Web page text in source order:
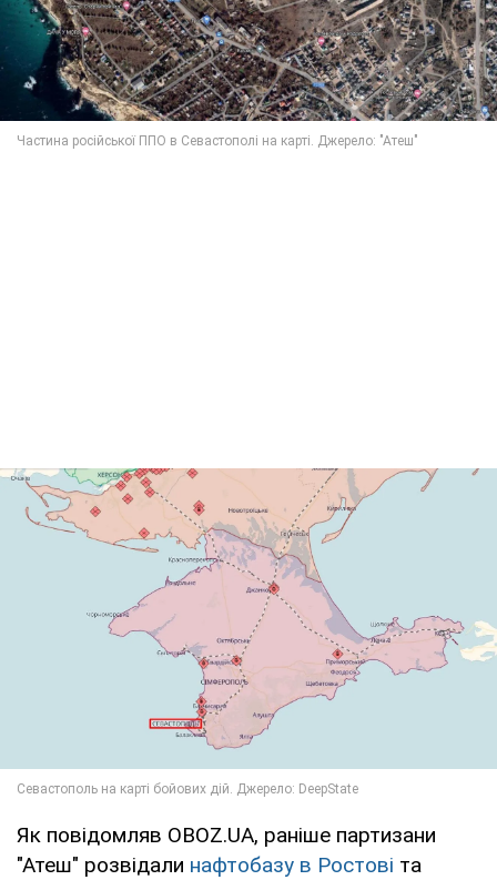
Як повідомляв OBOZ.UA, раніше партизани
"Атеш" розвідали нафтобазу в Ростові та